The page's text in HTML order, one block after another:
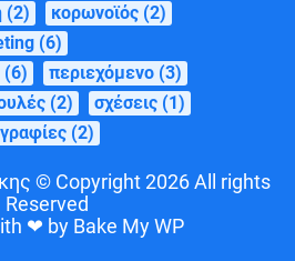
(2) κορωνοϊός (2)
(6)
(6) περιεχόμενο (3)
(2) σχέσεις (1)
(2)
© Copyright 2026 All rights
Reserved
❤ by Bake My WP